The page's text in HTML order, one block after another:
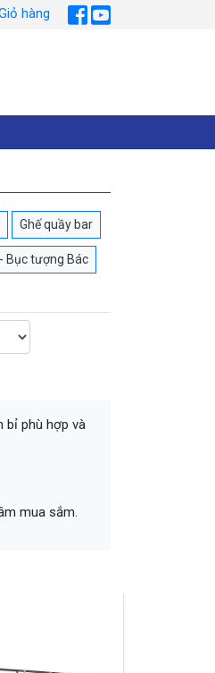
hàng
Ghế quầy bar
Bục tượng Bác
bỉ phù hợp và
mua sắm.